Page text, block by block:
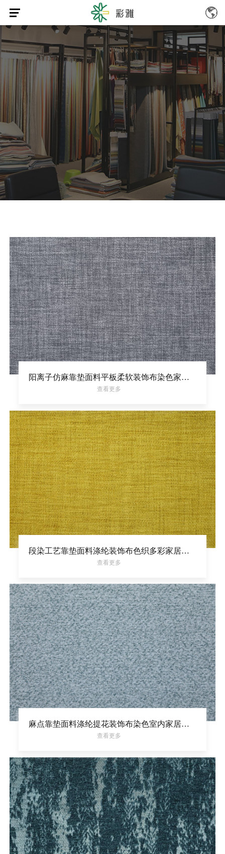
阳离子仿麻靠垫面料平板柔软装饰布染色家居面料
查看更多
段染工艺靠垫面料涤纶装饰布色织多彩家居面料
查看更多
麻点靠垫面料涤纶提花装饰布染色室内家居面料
查看更多